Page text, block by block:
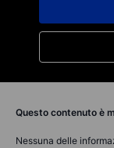
Questo contenuto è
Nessuna delle